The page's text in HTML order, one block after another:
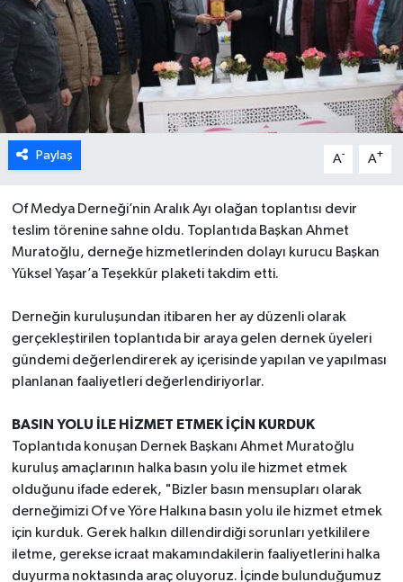
Paylaş A- A+
Of Medya Derneği’nin Aralık Ayı olağan toplantısı devir
teslim törenine sahne oldu. Toplantıda Başkan Ahmet
Muratoğlu, derneğe hizmetlerinden dolayı kurucu Başkan
Yüksel Yaşar’a Teşekkür plaketi takdim etti.
Derneğin kuruluşundan itibaren her ay düzenli olarak
gerçekleştirilen toplantıda bir araya gelen dernek üyeleri
gündemi değerlendirerek ay içerisinde yapılan ve yapılması
planlanan faaliyetleri değerlendiriyorlar.
BASIN YOLU İLE HİZMET ETMEK İÇİN KURDUK
Toplantıda konuşan Dernek Başkanı Ahmet Muratoğlu
kuruluş amaçlarının halka basın yolu ile hizmet etmek
olduğunu ifade ederek, "Bizler basın mensupları olarak
derneğimizi Of ve Yöre Halkına basın yolu ile hizmet etmek
için kurduk. Gerek halkın dillendirdiği sorunları yetkililere
iletme, gerekse icraat makamındakilerin faaliyetlerini halka
duyurma noktasında araç oluyoruz. İçinde bulunduğumuz